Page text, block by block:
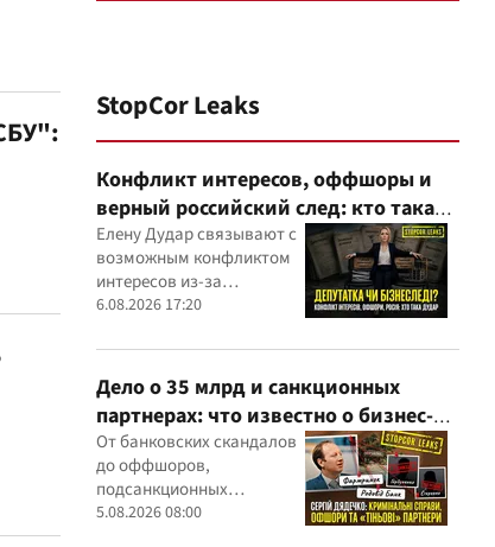
StopCor Leaks
Конфликт интересов, оффшоры и
верный российский след: кто такая
Елена Дударь
Елену Дудар связывают с
возможным конфликтом
интересов из-за
семейного строительного
скандалов, судебных дел
6.08.2026 17:20
Дело о 35 млрд и санкционных
партнерах: что известно о бизнес-
интересах Сергея Дядечко от
"Родовид Банка" до "ФАРМАСЕЛ"
От банковских скандалов
до оффшоров,
подсанкционных
партнеров и уголовных
5.08.2026 08:00